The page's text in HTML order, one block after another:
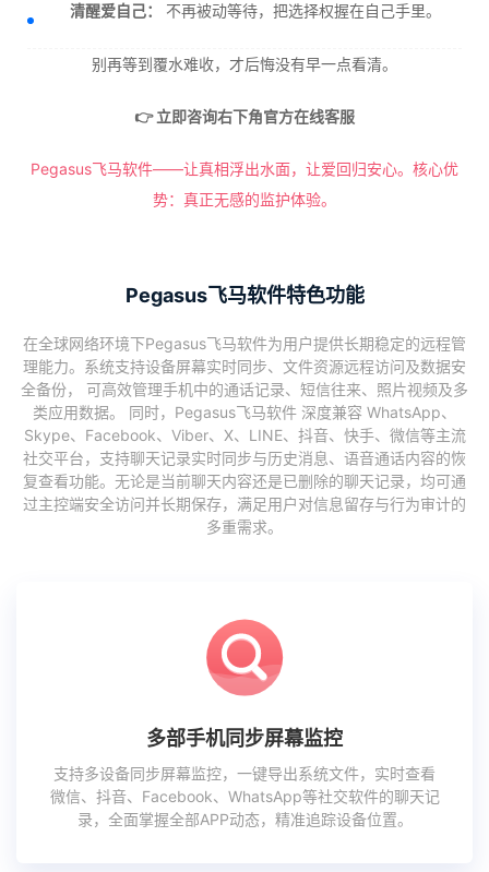
清醒爱自己： 不再被动等待，把选择权握在自己手里。
别再等到覆水难收，才后悔没有早一点看清。
👉 立即咨询右下角官方在线客服
Pegasus飞马软件——让真相浮出水面，让爱回归安心。核心优
势：真正无感的监护体验。
Pegasus飞马软件特色功能
在全球网络环境下Pegasus飞马软件为用户提供长期稳定的远程管
理能力。系统支持设备屏幕实时同步、文件资源远程访问及数据安
全备份， 可高效管理手机中的通话记录、短信往来、照片视频及多
类应用数据。 同时，Pegasus飞马软件 深度兼容 WhatsApp、
Skype、Facebook、Viber、X、LINE、抖音、快手、微信等主流
社交平台，支持聊天记录实时同步与历史消息、语音通话内容的恢
复查看功能。无论是当前聊天内容还是已删除的聊天记录，均可通
过主控端安全访问并长期保存，满足用户对信息留存与行为审计的
多重需求。
多部手机同步屏幕监控
支持多设备同步屏幕监控，一键导出系统文件，实时查看
微信、抖音、Facebook、WhatsApp等社交软件的聊天记
录，全面掌握全部APP动态，精准追踪设备位置。